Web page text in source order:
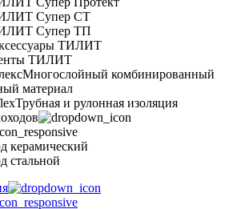
Супер СТ
Супер ТП
ТИЛИТ
ТИЛИТ
Многослойный комбинированный
материал
Трубная и рулонная изоляция
керамический
стальной